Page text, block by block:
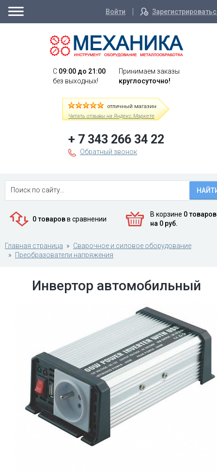
Войти
C 09:00 до 21:00
без выходных!
Принимаем заказы
круглосуточно!
отличный магазин
Читать отзывы на Яндекс.Маркете
+ 7 343 266 34 22
Обратный звонок
0 товаровв сравнении
В корзине 0 товаров
на 0 руб.
Главная страница
Сварочное и силовое оборудование
Преобразователи напряжения
Инвертор автомобильный